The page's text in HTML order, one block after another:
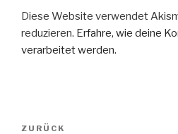
Diese Website verwendet
reduzieren. Erfahre, wie deine
verarbeitet werden.
Beitragsnavigation
Vorheriger
ZURÜCK